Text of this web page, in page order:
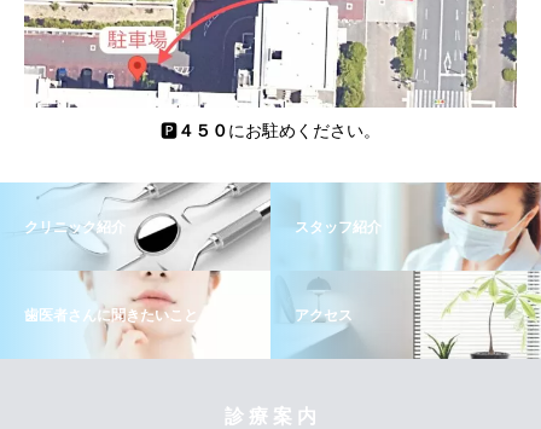
🅿️４５０にお駐めください。
クリニック紹介 スタッフ紹介
歯医者さんに聞きたいこと アクセス
診 療 案 内